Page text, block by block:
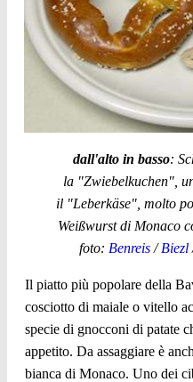
dall'alto in basso:
la "Zwiebelkuchen",
il "Leberkäse", molto
Weißwurst di Monaco
foto: Benreis /Biezl
Il piatto più popolare della
cosciotto di maiale o vitello
specie di gnocconi di patate
appetito. Da assaggiare è
bianca di Monaco. Uno dei